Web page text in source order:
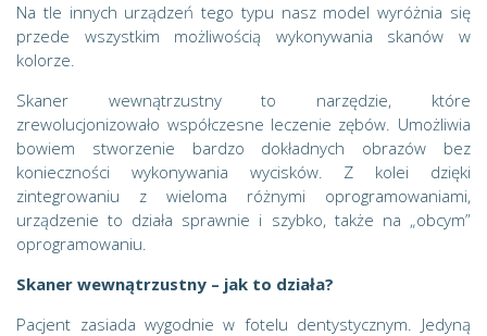
Na tle innych urządzeń tego typu nasz model wyróżnia się
przede wszystkim możliwością wykonywania skanów w
kolorze.
Skaner wewnątrzustny to narzędzie, które
zrewolucjonizowało współczesne leczenie zębów. Umożliwia
bowiem stworzenie bardzo dokładnych obrazów bez
konieczności wykonywania wycisków. Z kolei dzięki
zintegrowaniu z wieloma różnymi oprogramowaniami,
urządzenie to działa sprawnie i szybko, także na „obcym”
oprogramowaniu.
Skaner wewnątrzustny – jak to działa?
Pacjent zasiada wygodnie w fotelu dentystycznym. Jedyną